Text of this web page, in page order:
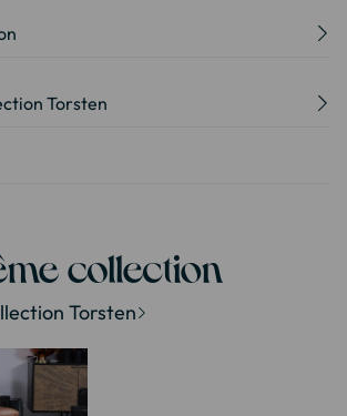
Torsten
collection
Torsten